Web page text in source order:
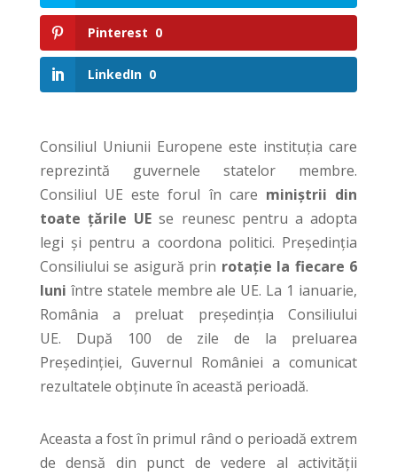
Pinterest 0
LinkedIn 0
Consiliul Uniunii Europene este instituția care
reprezintă guvernele statelor membre.
Consiliul UE este forul în care miniștrii din
toate țările UE se reunesc pentru a adopta
legi și pentru a coordona politici. Președinția
Consiliului se asigură prin rotație la fiecare 6
luni între statele membre ale UE. La 1 ianuarie,
România a preluat președinția Consiliului
UE. După 100 de zile de la preluarea
Președinției, Guvernul României a comunicat
rezultatele obținute în această perioadă.
Aceasta a fost în primul rând o perioadă extrem
de densă din punct de vedere al activității